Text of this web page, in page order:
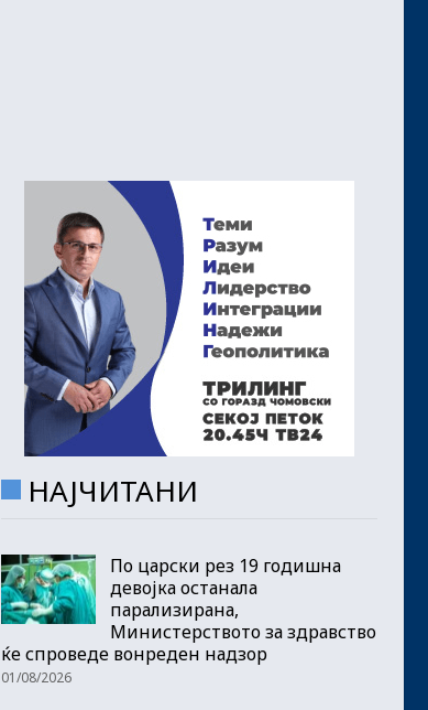
НАЈЧИТАНИ
По царски рез 19 годишна
девојка останала
парализирана,
Министерството за здравство
ќе спроведе вонреден надзор
01/08/2026